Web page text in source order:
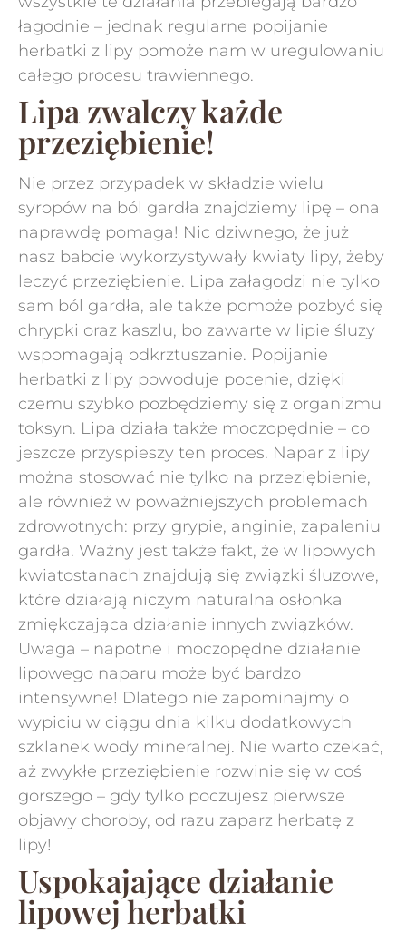
łagodnie – jednak regularne popijanie
herbatki z lipy pomoże nam w uregulowaniu
całego procesu trawiennego.
Lipa zwalczy każde
przeziębienie!
Nie przez przypadek w składzie wielu
syropów na ból gardła znajdziemy lipę – ona
naprawdę pomaga! Nic dziwnego, że już
nasz babcie wykorzystywały kwiaty lipy, żeby
leczyć przeziębienie. Lipa załagodzi nie tylko
sam ból gardła, ale także pomoże pozbyć się
chrypki oraz kaszlu, bo zawarte w lipie śluzy
wspomagają odkrztuszanie. Popijanie
herbatki z lipy powoduje pocenie, dzięki
czemu szybko pozbędziemy się z organizmu
toksyn. Lipa działa także moczopędnie – co
jeszcze przyspieszy ten proces. Napar z lipy
można stosować nie tylko na przeziębienie,
ale również w poważniejszych problemach
zdrowotnych: przy grypie, anginie, zapaleniu
gardła. Ważny jest także fakt, że w lipowych
kwiatostanach znajdują się związki śluzowe,
które działają niczym naturalna osłonka
zmiękczająca działanie innych związków.
Uwaga – napotne i moczopędne działanie
lipowego naparu może być bardzo
intensywne! Dlatego nie zapominajmy o
wypiciu w ciągu dnia kilku dodatkowych
szklanek wody mineralnej. Nie warto czekać,
aż zwykłe przeziębienie rozwinie się w coś
gorszego – gdy tylko poczujesz pierwsze
objawy choroby, od razu zaparz herbatę z
lipy!
Uspokajające działanie
lipowej herbatki